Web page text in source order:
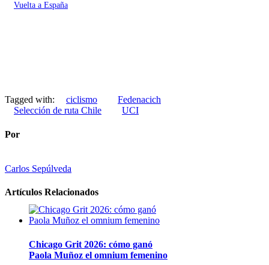
Vuelta a España
Tagged with: ciclismo
Fedenacich
Selección de ruta Chile
UCI
Por
Carlos Sepúlveda
Artículos Relacionados
Chicago Grit 2026: cómo ganó
Paola Muñoz el omnium femenino